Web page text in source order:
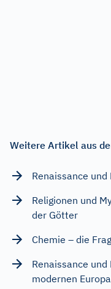
Weitere Artikel aus
Renaissance
Religionen und
der Götter
Chemie – die
Renaissance
modernen